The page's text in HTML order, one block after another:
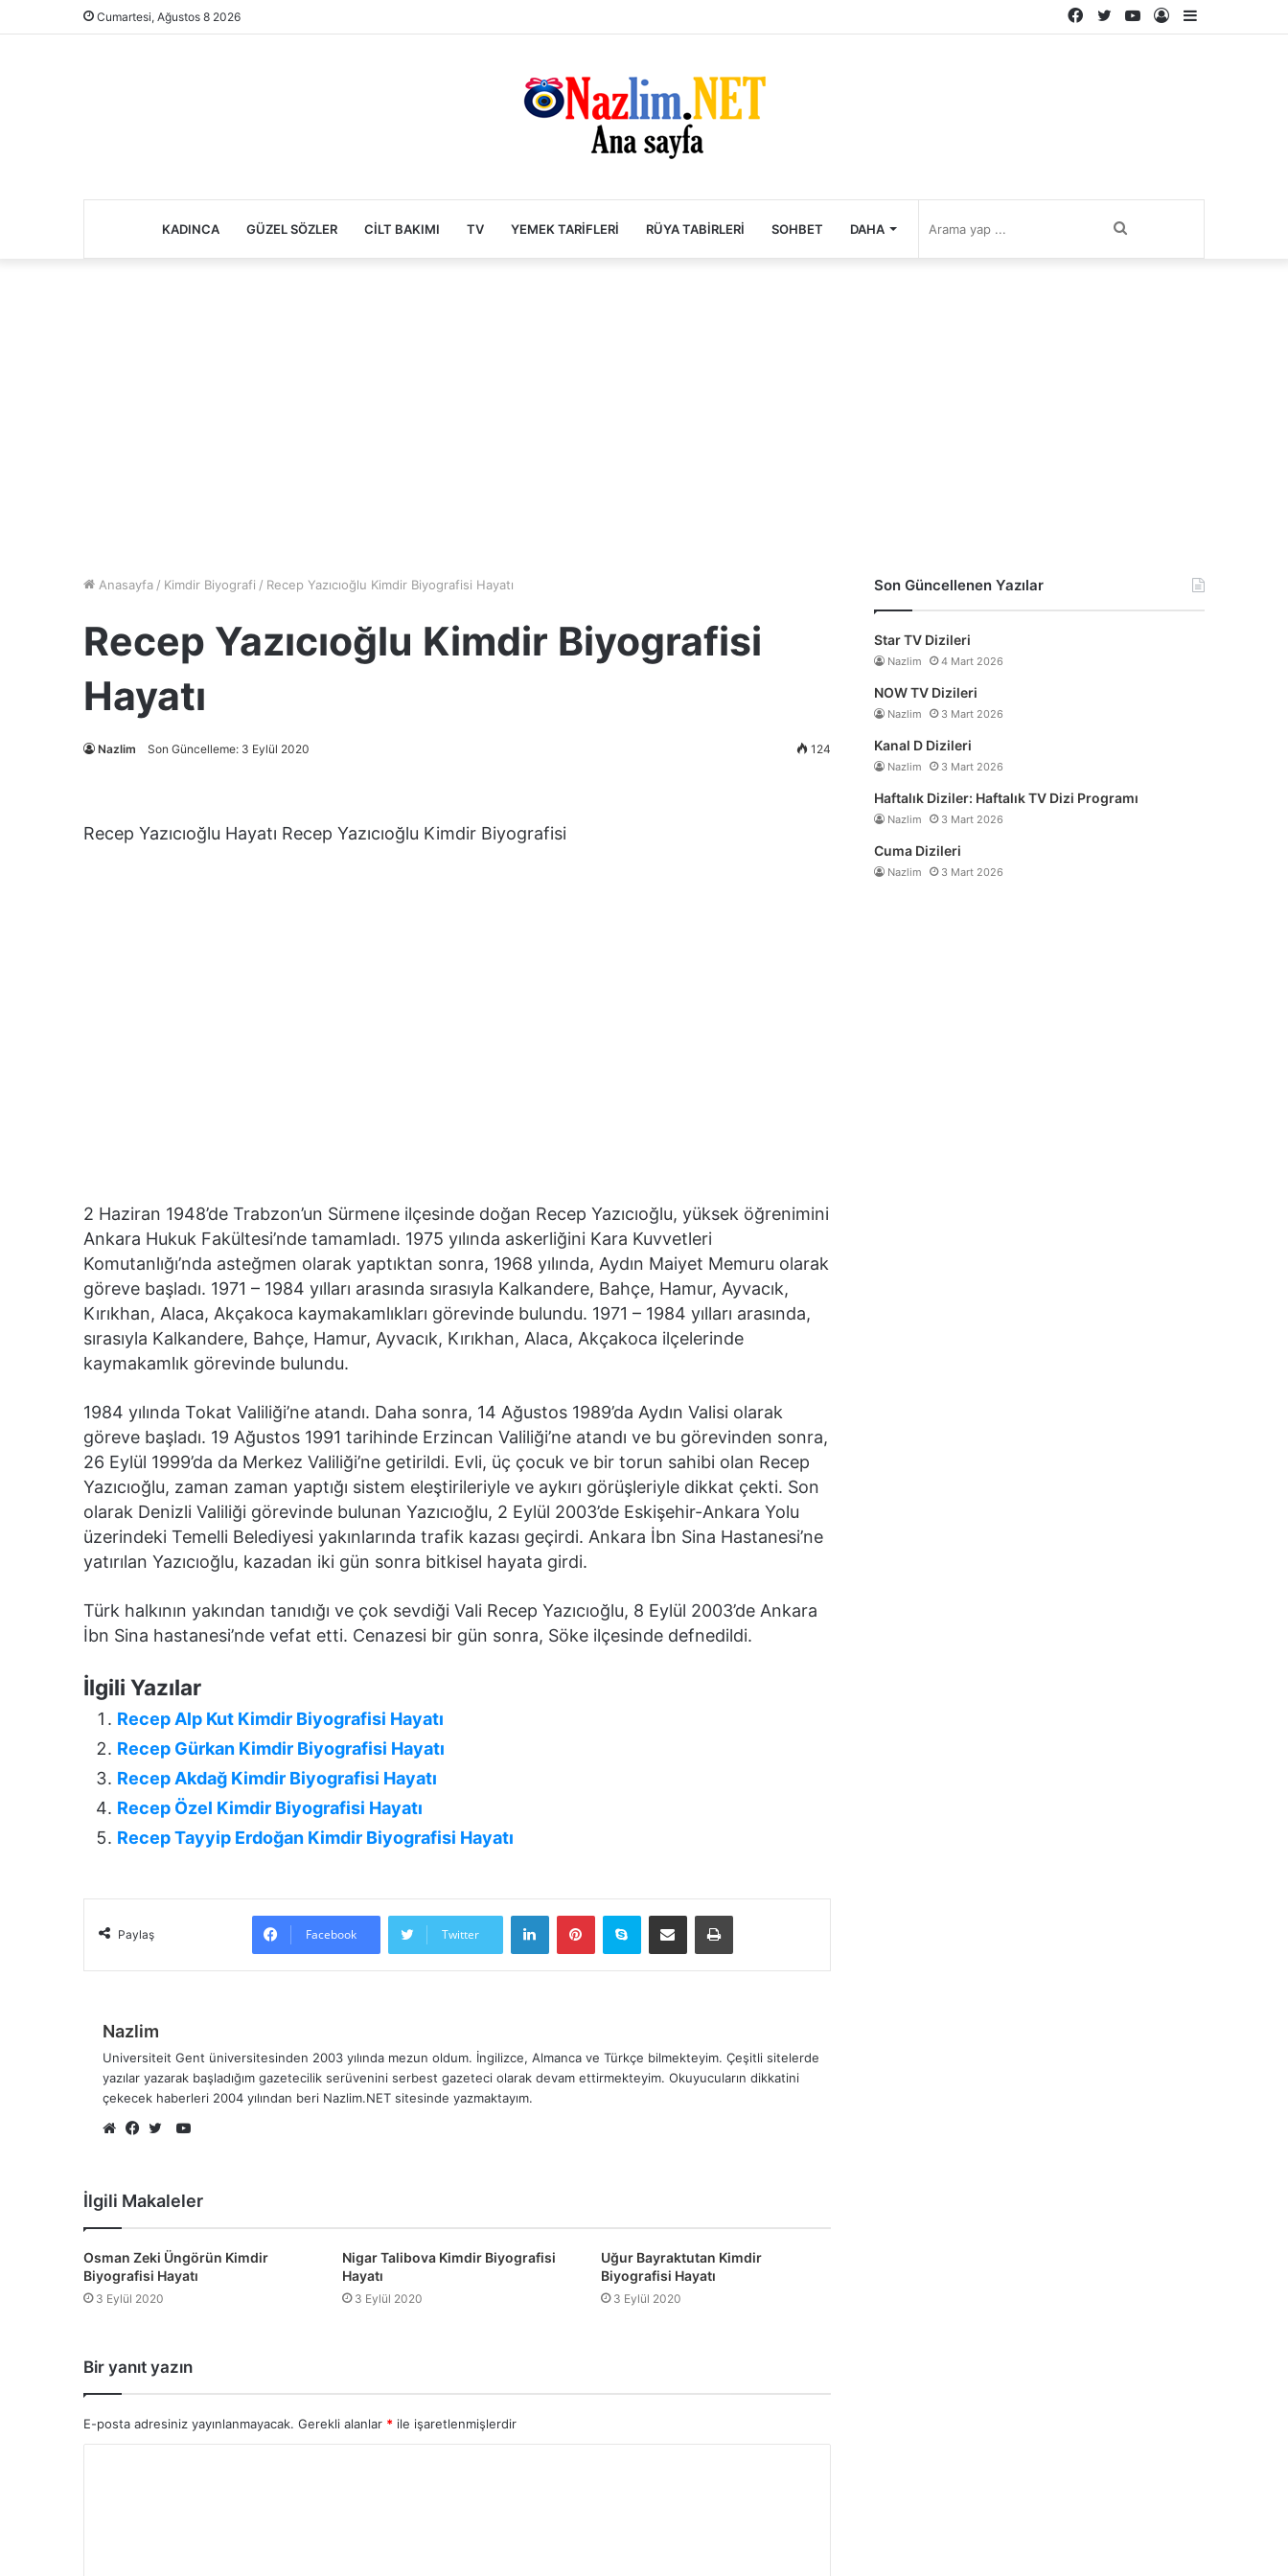
Cumartesi, Ağustos 8 2026
Kenar
Kayıt
YouTube
Twitter
Facebook
KADINCA GÜZEL SÖZLER CILT BAKIMI TV YEMEK TARIFLERI RÜYA TABIRLERI SOHBET DAHA
Anasayfa / Kimdir Biyografi / Recep Yazıcıoğlu Kimdir Biyografisi Hayatı
Recep Yazıcıoğlu Kimdir Biyografisi
Hayatı
Nazlim Son Güncelleme: 3 Eylül 2020 124
Recep Yazıcıoğlu Hayatı Recep Yazıcıoğlu Kimdir Biyografisi
2 Haziran 1948’de Trabzon’un Sürmene ilçesinde doğan Recep Yazıcıoğlu, yüksek öğrenimini
Ankara Hukuk Fakültesi’nde tamamladı. 1975 yılında askerliğini Kara Kuvvetleri
Komutanlığı’nda asteğmen olarak yaptıktan sonra, 1968 yılında, Aydın Maiyet Memuru olarak
göreve başladı. 1971 – 1984 yılları arasında sırasıyla Kalkandere, Bahçe, Hamur, Ayvacık,
Kırıkhan, Alaca, Akçakoca kaymakamlıkları görevinde bulundu. 1971 – 1984 yılları arasında,
sırasıyla Kalkandere, Bahçe, Hamur, Ayvacık, Kırıkhan, Alaca, Akçakoca ilçelerinde
kaymakamlık görevinde bulundu.
1984 yılında Tokat Valiliği’ne atandı. Daha sonra, 14 Ağustos 1989’da Aydın Valisi olarak
göreve başladı. 19 Ağustos 1991 tarihinde Erzincan Valiliği’ne atandı ve bu görevinden sonra,
26 Eylül 1999’da da Merkez Valiliği’ne getirildi. Evli, üç çocuk ve bir torun sahibi olan Recep
Yazıcıoğlu, zaman zaman yaptığı sistem eleştirileriyle ve aykırı görüşleriyle dikkat çekti. Son
olarak Denizli Valiliği görevinde bulunan Yazıcıoğlu, 2 Eylül 2003’de Eskişehir-Ankara Yolu
üzerindeki Temelli Belediyesi yakınlarında trafik kazası geçirdi. Ankara İbn Sina Hastanesi’ne
yatırılan Yazıcıoğlu, kazadan iki gün sonra bitkisel hayata girdi.
Türk halkının yakından tanıdığı ve çok sevdiği Vali Recep Yazıcıoğlu, 8 Eylül 2003’de Ankara
İbn Sina hastanesi’nde vefat etti. Cenazesi bir gün sonra, Söke ilçesinde defnedildi.
İlgili Yazılar
Recep Alp Kut Kimdir Biyografisi Hayatı
Recep Gürkan Kimdir Biyografisi Hayatı
Recep Akdağ Kimdir Biyografisi Hayatı
Recep Özel Kimdir Biyografisi Hayatı
Recep Tayyip Erdoğan Kimdir Biyografisi Hayatı
Paylaş Facebook Twitter
LinkedInPinterestSkype E-Posta ile paylaş Yazdır
Nazlim
Universiteit Gent üniversitesinden 2003 yılında mezun oldum. İngilizce, Almanca ve Türkçe bilmekteyim. Çeşitli sitelerde
yazılar yazarak başladığım gazetecilik serüvenini serbest gazeteci olarak devam ettirmekteyim. Okuyucuların dikkatini
çekecek haberleri 2004 yılından beri Nazlim.NET sitesinde yazmaktayım.
YouTube
İlgili Makaleler
Osman Zeki Üngörün Kimdir
Biyografisi Hayatı
3 Eylül 2020
Nigar Talibova Kimdir Biyografisi
Hayatı
3 Eylül 2020
Uğur Bayraktutan Kimdir
Biyografisi Hayatı
3 Eylül 2020
Bir yanıt yazın
E-posta adresiniz yayınlanmayacak. Gerekli alanlar * ile işaretlenmişlerdir
Son Güncellenen Yazılar
Star TV Dizileri
Nazlim 4 Mart 2026
NOW TV Dizileri
Nazlim 3 Mart 2026
Kanal D Dizileri
Nazlim 3 Mart 2026
Haftalık Diziler: Haftalık TV Dizi Programı
Nazlim 3 Mart 2026
Cuma Dizileri
Nazlim 3 Mart 2026